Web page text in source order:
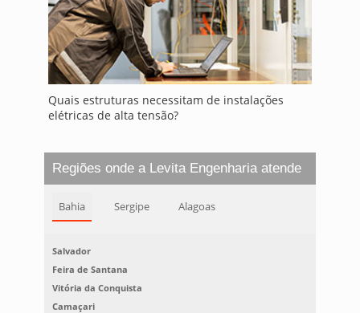
Quais estruturas necessitam de instalações
elétricas de alta tensão?
Regiões onde a Levita Engenharia atende
Bahia Sergipe Alagoas
Salvador
Feira de Santana
Vitória da Conquista
Camaçari